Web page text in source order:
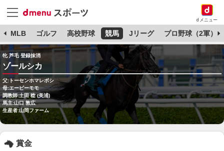
dメニュー
MLB ゴルフ 高校野球 競馬 Jリーグ プロ野球（2軍）
牝 芦毛 登録抹消
ゾールシカ
父:トーセンホマレボシ
母:エーピーモモ
調教師:土田 稔 (美浦)
馬主:山口 敦広
生産者:山岡ファーム
賞金